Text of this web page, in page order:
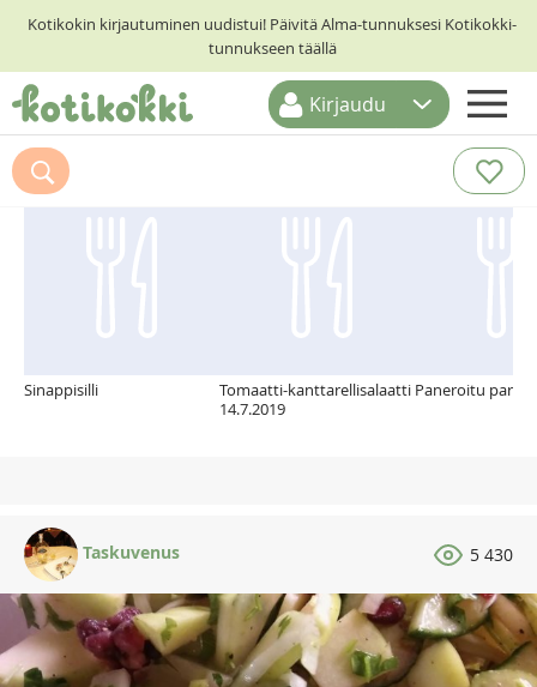
Kotikokin kirjautuminen uudistui! Päivitä Alma-tunnuksesi Kotikokki-
tunnukseen täällä
ETUSIVU
RESEPTIHAKU
Kirjaudu
Suosittelemme myös
Sinappisilli
Tomaatti-kanttarellisalaatti
14.7.2019
Paneroitu parsa
Taskuvenus 5 430